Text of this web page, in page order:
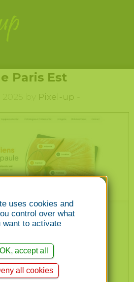
Paris Est
Pixel-up
uses cookies and
control over what
want to activate
OK, accept all
all cookies